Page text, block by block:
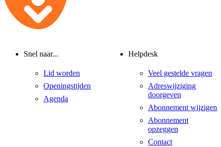
Snel naar...
Lid worden
Openingstijden
Agenda
Helpdesk
Veel gestelde vragen
Adreswijziging
doorgeven
Abonnement wijzigen
Abonnement
opzeggen
Contact